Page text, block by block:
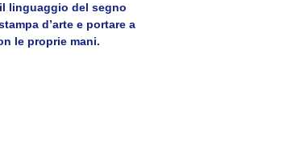
linguaggio del segno
d’arte e portare a
le proprie mani.